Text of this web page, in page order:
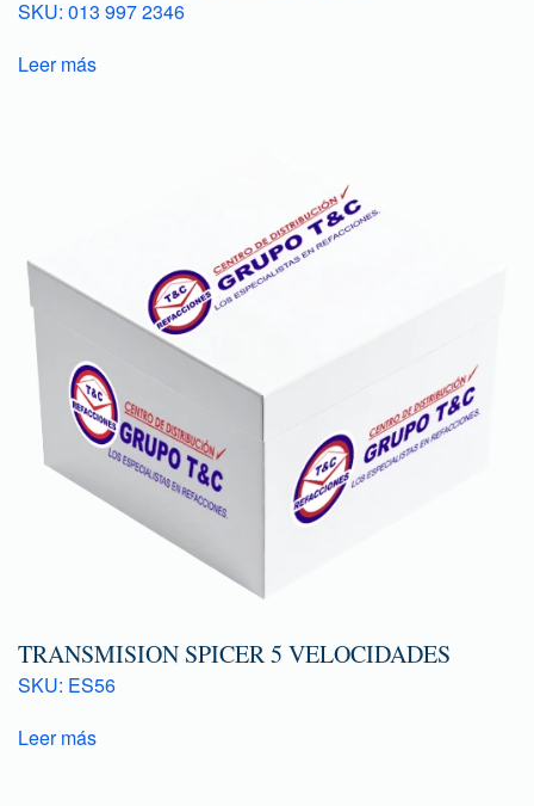
SKU: 013 997 2346
Leer más
TRANSMISION SPICER 5 VELOCIDADES
SKU: ES56
Leer más